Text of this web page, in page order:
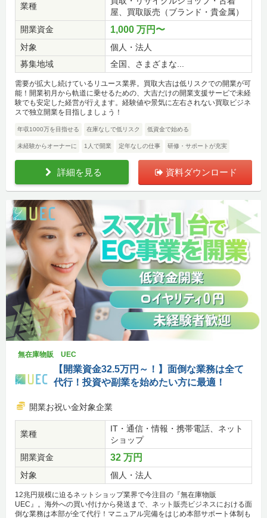
業種
屋、買取販売（ブランド・貴金属）
開業資金
1,000 万円〜
対象
個人・法人
募集地域
全国、さまざまな...
需要が拡大し続けているリユース業界。買取大吉は低リスクでの開業が可
能！開業初月から軌道に乗せるための、大吉だけの開業支援サービで未経
験でも安定した経営が行えます。経験値や景気に左右されない買取ビジネ
スで独立開業を目指しましょう！
年収1000万を目指せる 在庫なしで低リスク 低資金で始める
未経験からオーナーに 1人で開業 定年なしの仕事 研修・サポートが充実
詳細を見る 資料ダウンロード
無在庫物販 UEC
【開業資金32.5万円～！】面倒な業務は全て
代行！投資や副業を始めたい方に最適！
開業お祝い金対象企業
業種
IT・通信・情報・携帯電話、ネット
ショップ
開業資金
32 万円
対象 個人・法人
12兆円規模に迫るネットショップ業界で今注目の『無在庫物販
UEC』。海外への買い付けから発送まで、ネット販売ビジネスにおける面
倒な業務は本部が全て代行！マニュアル完備をはじめ本部サポート体制も